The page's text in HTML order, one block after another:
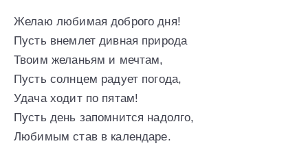
Желаю любимая доброго дня!
Пусть внемлет дивная природа
Твоим желаньям и мечтам,
Пусть солнцем радует погода,
Удача ходит по пятам!
Пусть день запомнится надолго,
Любимым став в календаре.